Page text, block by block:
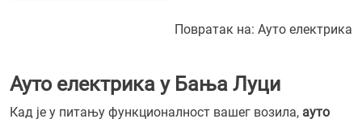
Повратак на: Ауто електрика
Ауто електрика у Бања Луци
Кад је у питању функционалност вашег возила, ауто